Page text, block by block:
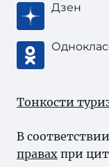
Дзен
Тонкости
В
правах при